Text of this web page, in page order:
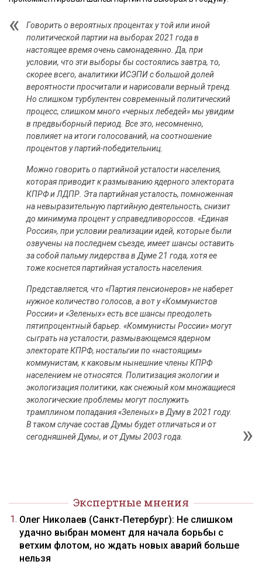
Говорить о вероятных процентах у той или иной
политической партии на выборах 2021 года в
настоящее время очень самонадеянно. Да, при
условии, что эти выборы бы состоялись завтра, то,
скорее всего, аналитики ИСЭПИ с большой долей
вероятности просчитали и нарисовали верный тренд.
Но слишком турбулентен современный политический
процесс, слишком много «черных лебедей» мы увидим
в предвыборный период. Все это, несомненно,
повлияет на итоги голосований, на соотношение
процентов у партий-победительниц.
Можно говорить о партийной усталости населения,
которая приводит к размыванию ядерного электората
КПРФ и ЛДПР. Эта партийная усталость, помноженная
на невыразительную партийную деятельность, снизит
до минимума процент у справедливороссов. «Единая
Россия», при условии реализации идей, которые были
озвучены на последнем съезде, имеет шансы оставить
за собой пальму лидерства в Думе 21 года, хотя ее
тоже коснется партийная усталость населения.
Представляется, что «Партия пенсионеров» не наберет
нужное количество голосов, а вот у «Коммунистов
России» и «Зеленых» есть все шансы преодолеть
пятипроцентный барьер. «Коммунисты России» могут
сыграть на усталости, размывающемся ядерном
электорате КПРФ, ностальгии по «настоящим»
коммунистам, к каковым нынешние члены КПРФ
населением не относятся. Политизация экологии и
экологизация политики, как снежный ком множащиеся
экологические проблемы могут послужить
трамплином попадания «Зеленых» в Думу в 2021 году.
В таком случае состав Думы будет отличаться и от
сегодняшней Думы, и от Думы 2003 года.
Экспертные мнения
Олег Николаев (Санкт-Петербург): Не слишком
удачно выбран момент для начала борьбы с
ветхим флотом, но ждать новых аварий больше
нельзя